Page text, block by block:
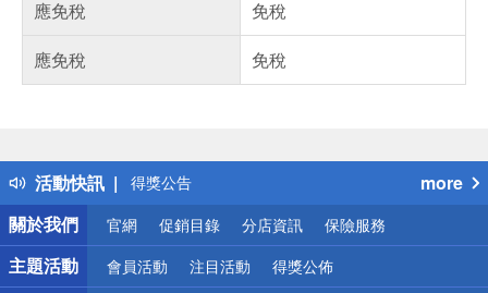
應免稅
免稅
應免稅
免稅
活動快訊
得獎公告
熱門話題
銀行優惠
偏遠地區配送
詐騙網頁！請小心！
more
關於我們
官網 促銷目錄 分店資訊 保險服務
主題活動 會員活動 注目活動 得獎公佈